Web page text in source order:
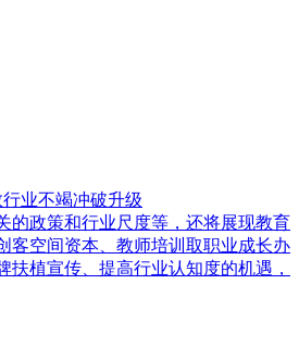
业不竭冲破升级
的政策和行业尺度等，还将展现教育
客空间资本、教师培训取职业成长办
扶植宣传、提高行业认知度的机遇，